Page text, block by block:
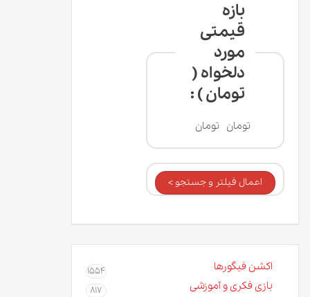
بازه
قیمتی
مورد
دلخواه (
تومان ) :
تومان تومان
اعمال فیلتر و جستجو >
اکشن فیگورها 1554
بازی فکری و آموزشی 817